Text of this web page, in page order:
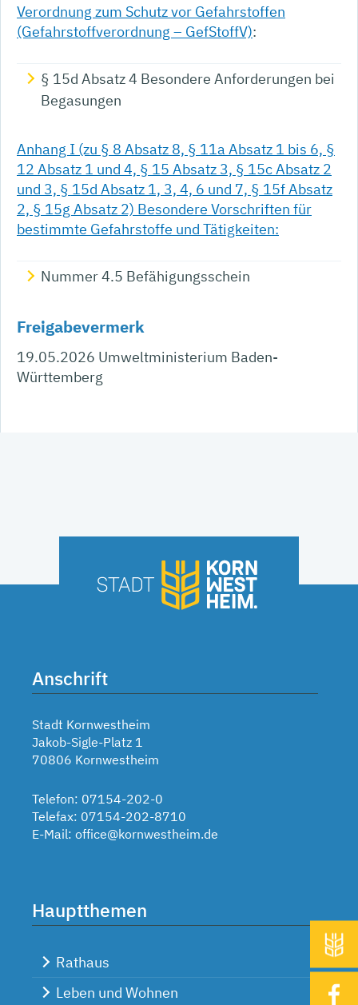
Verordnung zum Schutz vor Gefahrstoffen
(Gefahrstoffverordnung – GefStoffV):
§ 15d Absatz 4 Besondere Anforderungen bei
Begasungen
Anhang I (zu § 8 Absatz 8, § 11a Absatz 1 bis 6, §
12 Absatz 1 und 4, § 15 Absatz 3, § 15c Absatz 2
und 3, § 15d Absatz 1, 3, 4, 6 und 7, § 15f Absatz
2, § 15g Absatz 2) Besondere Vorschriften für
bestimmte Gefahrstoffe und Tätigkeiten:
Nummer 4.5 Befähigungsschein
Freigabevermerk
19.05.2026 Umweltministerium Baden-
Württemberg
Anschrift
Stadt Kornwestheim
Jakob-Sigle-Platz 1
70806 Kornwestheim
Telefon: 07154-202-0
Telefax: 07154-202-8710
E-Mail: office@kornwestheim.de
Hauptthemen
Rathaus
Leben und Wohnen